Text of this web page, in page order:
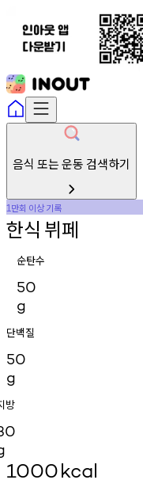
음식 또는 운동 검색하기
1만회 이상기록
한식 뷔페
순탄수
50
g
단백질
50
g
방
1000kcal